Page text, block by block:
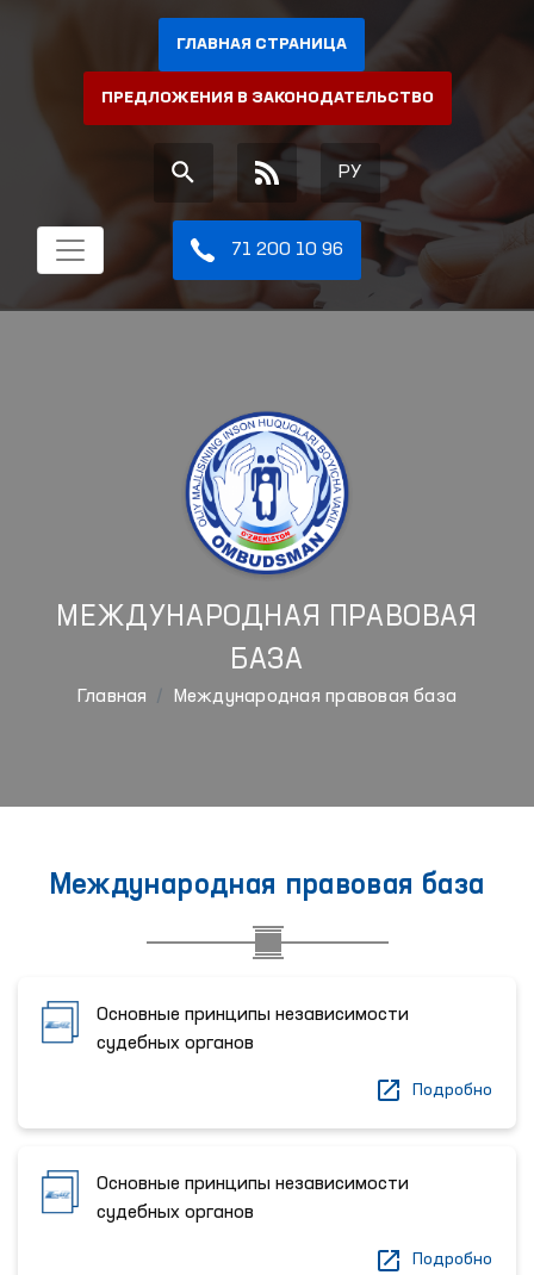
ГЛАВНАЯ СТРАНИЦА
ПРЕДЛОЖЕНИЯ В ЗАКОНОДАТЕЛЬСТВО
РУ
71 200 10 96
МЕЖДУНАРОДНАЯ ПРАВОВАЯ
БАЗА
Главная Международная правовая база
Международная правовая база
Основные принципы независимости
судебных органов
Подробно
Основные принципы независимости
судебных органов
Подробно